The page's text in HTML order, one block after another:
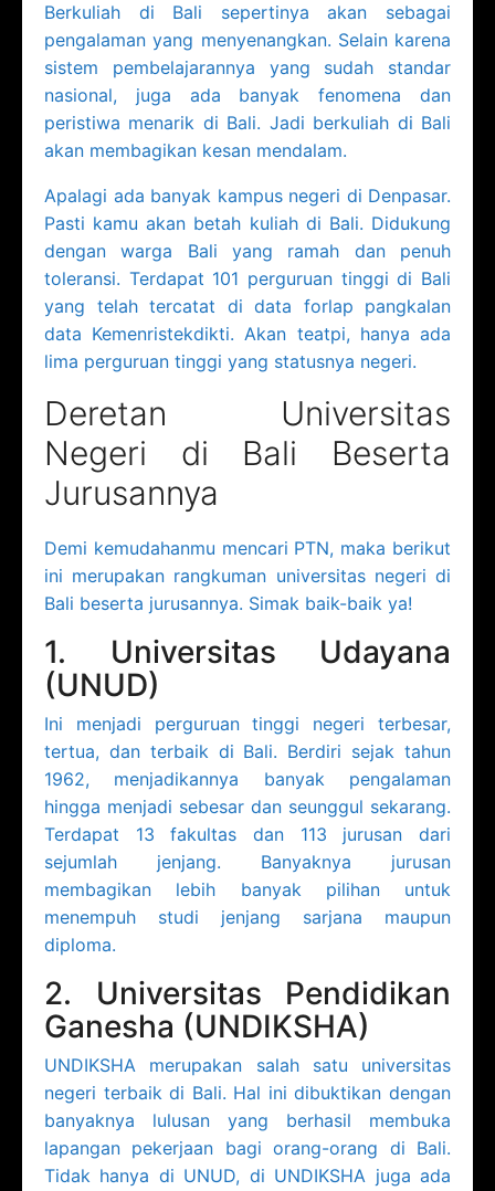
Berkuliah di Bali sepertinya akan sebagai
pengalaman yang menyenangkan. Selain karena
sistem pembelajarannya yang sudah standar
nasional, juga ada banyak fenomena dan
peristiwa menarik di Bali. Jadi berkuliah di Bali
akan membagikan kesan mendalam.
Apalagi ada banyak kampus negeri di Denpasar.
Pasti kamu akan betah kuliah di Bali. Didukung
dengan warga Bali yang ramah dan penuh
toleransi. Terdapat 101 perguruan tinggi di Bali
yang telah tercatat di data forlap pangkalan
data Kemenristekdikti. Akan teatpi, hanya ada
lima perguruan tinggi yang statusnya negeri.
Deretan Universitas
Negeri di Bali Beserta
Jurusannya
Demi kemudahanmu mencari PTN, maka berikut
ini merupakan rangkuman universitas negeri di
Bali beserta jurusannya. Simak baik-baik ya!
1. Universitas Udayana
(UNUD)
Ini menjadi perguruan tinggi negeri terbesar,
tertua, dan terbaik di Bali. Berdiri sejak tahun
1962, menjadikannya banyak pengalaman
hingga menjadi sebesar dan seunggul sekarang.
Terdapat 13 fakultas dan 113 jurusan dari
sejumlah jenjang. Banyaknya jurusan
membagikan lebih banyak pilihan untuk
menempuh studi jenjang sarjana maupun
diploma.
2. Universitas Pendidikan
Ganesha (UNDIKSHA)
UNDIKSHA merupakan salah satu universitas
negeri terbaik di Bali. Hal ini dibuktikan dengan
banyaknya lulusan yang berhasil membuka
lapangan pekerjaan bagi orang-orang di Bali.
Tidak hanya di UNUD, di UNDIKSHA juga ada